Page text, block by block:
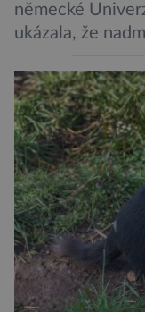
německé
ukázala, že
vede k
se jí 900
posledním roce
her, sledování
sítí […]